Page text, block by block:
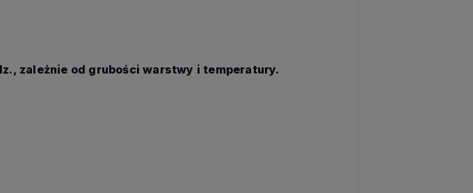
zależnie od grubości warstwy i temperatury.